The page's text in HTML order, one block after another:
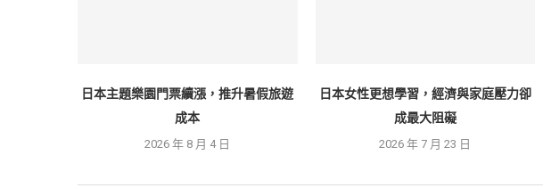
日本主題樂園門票續漲，推升暑假旅遊
成本
2026 年 8 月 4 日
日本女性更想學習，經濟與家庭壓力卻
成最大阻礙
2026 年 7 月 23 日